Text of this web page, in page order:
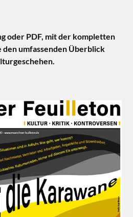
oder PDF, mit der kompletten
den umfassenden Überblick